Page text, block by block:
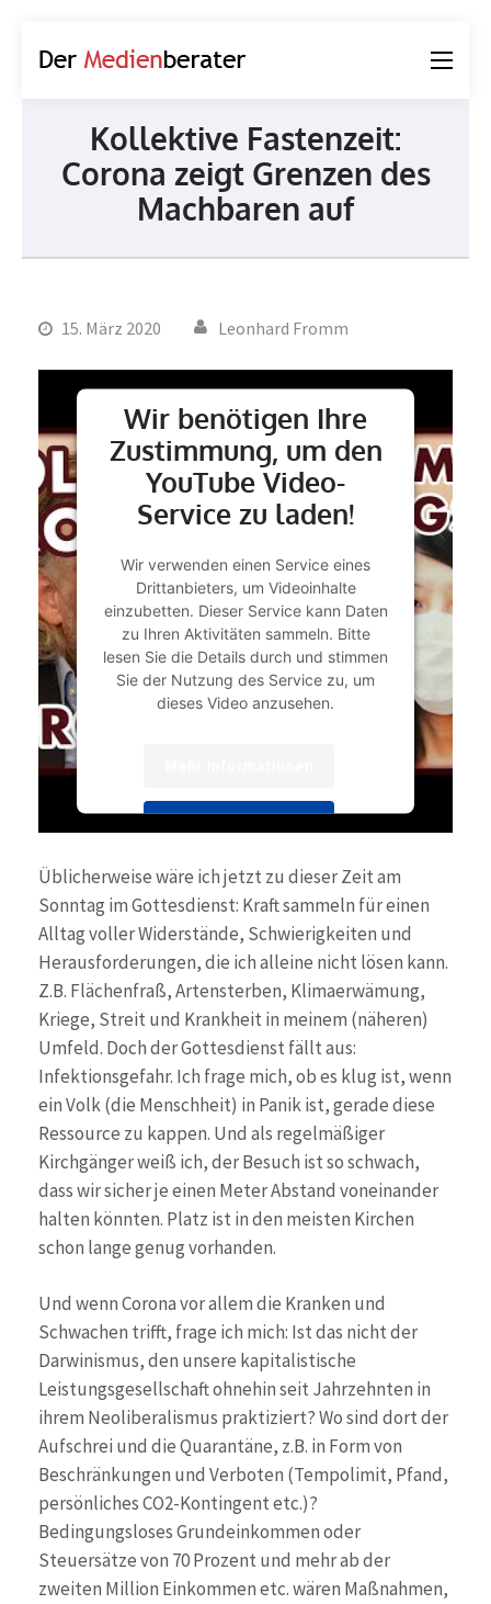
Kollektive Fastenzeit:
Corona zeigt Grenzen des
Machbaren auf
15. März 2020 Leonhard Fromm
Wir benötigen Ihre
Zustimmung, um den
YouTube Video-
Service zu laden!
Wir verwenden einen Service eines
Drittanbieters, um Videoinhalte
einzubetten. Dieser Service kann Daten
zu Ihren Aktivitäten sammeln. Bitte
lesen Sie die Details durch und stimmen
Sie der Nutzung des Service zu, um
dieses Video anzusehen.
Management Platform&eRecht24
Üblicherweise wäre ich jetzt zu dieser Zeit am
Sonntag im Gottesdienst: Kraft sammeln für einen
Alltag voller Widerstände, Schwierigkeiten und
Herausforderungen, die ich alleine nicht lösen kann.
Z.B. Flächenfraß, Artensterben, Klimaerwämung,
Kriege, Streit und Krankheit in meinem (näheren)
Umfeld. Doch der Gottesdienst fällt aus:
Infektionsgefahr. Ich frage mich, ob es klug ist, wenn
ein Volk (die Menschheit) in Panik ist, gerade diese
Ressource zu kappen. Und als regelmäßiger
Kirchgänger weiß ich, der Besuch ist so schwach,
dass wir sicher je einen Meter Abstand voneinander
halten könnten. Platz ist in den meisten Kirchen
schon lange genug vorhanden.
Und wenn Corona vor allem die Kranken und
Schwachen trifft, frage ich mich: Ist das nicht der
Darwinismus, den unsere kapitalistische
Leistungsgesellschaft ohnehin seit Jahrzehnten in
ihrem Neoliberalismus praktiziert? Wo sind dort der
Aufschrei und die Quarantäne, z.B. in Form von
Beschränkungen und Verboten (Tempolimit, Pfand,
persönliches CO2-Kontingent etc.)?
Bedingungsloses Grundeinkommen oder
Steuersätze von 70 Prozent und mehr ab der
zweiten Million Einkommen etc. wären Maßnahmen,